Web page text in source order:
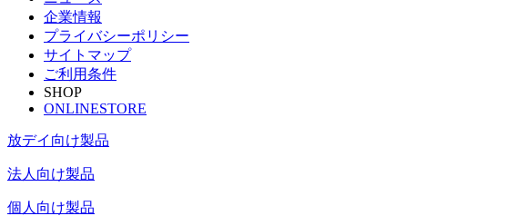
企業情報
プライバシーポリシー
サイトマップ
ご利用条件
SHOP
ONLINESTORE
放デイ向け製品
法人向け製品
個人向け製品